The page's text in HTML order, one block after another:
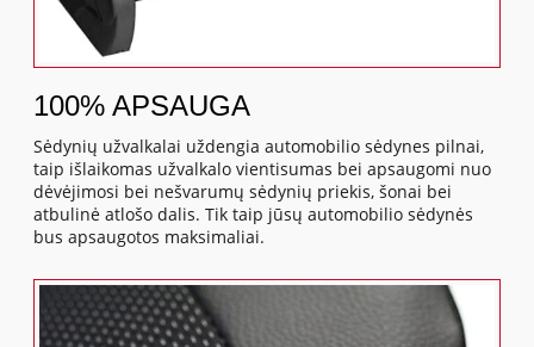
100% APSAUGA
Sėdynių užvalkalai uždengia automobilio sėdynes pilnai,
taip išlaikomas užvalkalo vientisumas bei apsaugomi nuo
dėvėjimosi bei nešvarumų sėdynių priekis, šonai bei
atbulinė atlošo dalis. Tik taip jūsų automobilio sėdynės
bus apsaugotos maksimaliai.